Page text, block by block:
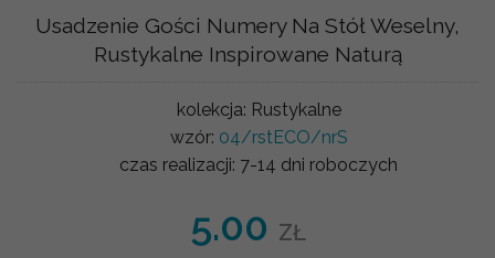
Usadzenie Gości Numery Na Stół Weselny,
Rustykalne Inspirowane Naturą
kolekcja: Rustykalne
wzór: 04/rstECO/nrS
czas realizacji: 7-14 dni roboczych
5.00 ZŁ